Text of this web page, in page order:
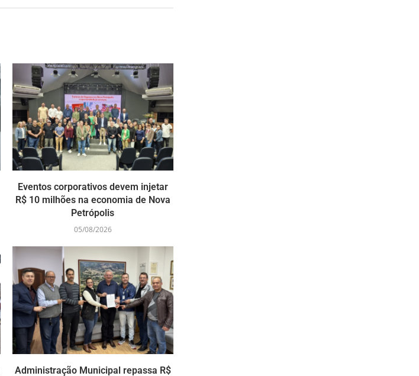
Eventos corporativos devem injetar
R$ 10 milhões na economia de Nova
Petrópolis
05/08/2026
Administração Municipal repassa R$